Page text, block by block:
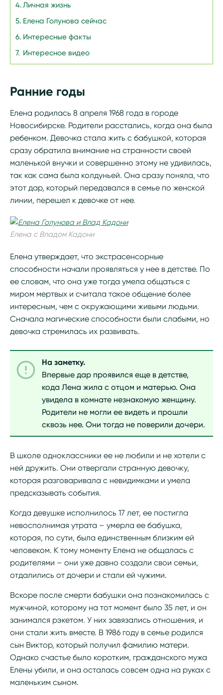
Личная жизнь
Елена Голунова сейчас
Интересные факты
Интересное видео
Ранние годы
Елена родилась 8 апреля 1968 года в городе
Новосибирске. Родители расстались, когда она была
ребенком. Девочка стала жить с бабушкой, которая
сразу обратила внимание на странности своей
маленькой внучки и совершенно этому не удивилась,
так как сама была колдуньей. Она сразу поняла, что
этот дар, который передавался в семье по женской
линии, перешел к девочке от нее.
Елена с Владом Кадони
Елена утверждает, что экстрасенсорные
способности начали проявляться у нее в детстве. По
ее словам, что она уже тогда умела общаться с
миром мертвых и считала такое общение более
интересным, чем с окружающими живыми людьми.
Сначала магические способности были слабыми, но
девочка стремилась их развивать.
На заметку.
Впервые дар проявился еще в детстве,
кода Лена жила с отцом и матерью. Она
увидела в комнате незнакомую женщину.
Родители не могли ее видеть и прошли
сквозь нее. Они тогда не поверили дочери.
В школе одноклассники ее не любили и не хотели с
ней дружить. Они отвергали странную девочку,
которая разговаривала с невидимками и умела
предсказывать события.
Когда девушке исполнилось 17 лет, ее постигла
невосполнимая утрата – умерла ее бабушка,
которая, по сути, была единственным близким ей
человеком. К тому моменту Елена не общалась с
родителями – они уже давно создали свои семьи,
отдалились от дочери и стали ей чужими.
Вскоре после смерти бабушки она познакомилась с
мужчиной, которому на тот момент было 35 лет, и он
занимался рэкетом. У них завязались отношения, и
они стали жить вместе. В 1986 году в семье родился
сын Виктор, который получил фамилию матери.
Однако счастье было коротким, гражданского мужа
Елены убили, и она осталась совсем одна на руках с
маленьким сыном.